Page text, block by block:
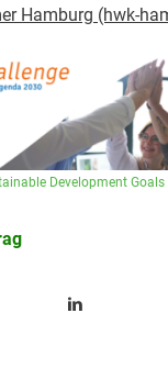
Hamburg (hwk-
Development Goals